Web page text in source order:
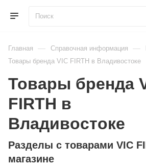
Главная — Справочная информация —
Товары бренда VIC FIRTH в Владивостоке
Товары бренда
FIRTH в
Владивостоке
Разделы с товарами VIC
магазине